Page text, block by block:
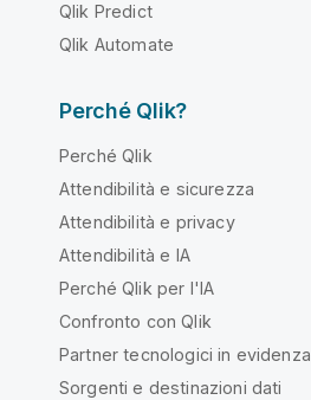
Qlik Predict
Qlik Automate
Perché Qlik?
Perché Qlik
Attendibilità e sicurezza
Attendibilità e privacy
Attendibilità e IA
Perché Qlik per l'IA
Confronto con Qlik
Partner tecnologici in evidenza
Sorgenti e destinazioni dati